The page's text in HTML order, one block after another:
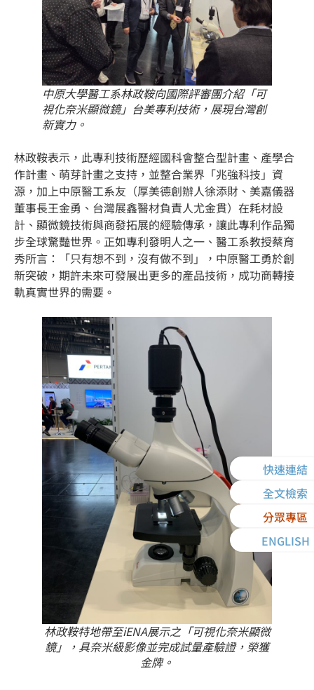
快速連結
全文檢索
分眾專區
ENGLISH
中原大學醫工系林政鞍向國際評審團介紹「可
視化奈米顯微鏡」台美專利技術，展現台灣創
新實力。
林政鞍表示，此專利技術歷經國科會整合型計畫、產學合
作計畫、萌芽計畫之支持，並整合業界「兆強科技」資
源，加上中原醫工系友（厚美德創辦人徐添財、美嘉儀器
董事長王金勇、台灣展鑫醫材負責人尤金貫）在耗材設
計、顯微鏡技術與商發拓展的經驗傳承，讓此專利作品獨
步全球驚豔世界。正如專利發明人之一、醫工系教授蔡育
秀所言：「只有想不到，沒有做不到」，中原醫工勇於創
新突破，期許未來可發展出更多的產品技術，成功商轉接
軌真實世界的需要。
林政鞍特地帶至iENA展示之「可視化奈米顯微
鏡」，具奈米級影像並完成試量產驗證，榮獲
金牌。